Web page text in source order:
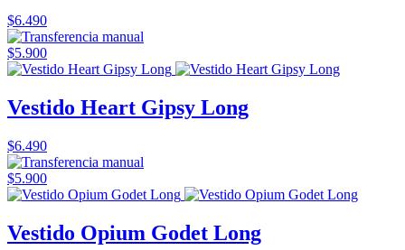
$6.490
$5.900
Vestido Heart Gipsy Long
$6.490
$5.900
Vestido Opium Godet Long